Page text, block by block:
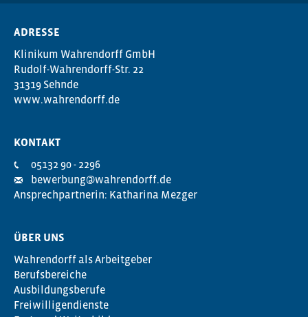
ADRESSE
Klinikum Wahrendorff GmbH
Rudolf-Wahrendorff-Str. 22
31319 Sehnde
www.wahrendorff.de
KONTAKT
05132 90 - 2296
bewerbung@wahrendorff.de
Ansprechpartnerin: Katharina Mezger
ÜBER UNS
Wahrendorff als Arbeitgeber
Berufsbereiche
Ausbildungsberufe
Freiwilligendienste